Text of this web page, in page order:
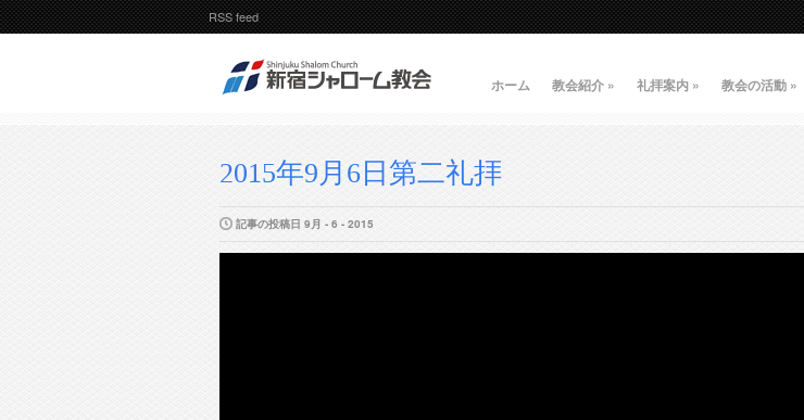
RSS feed
ホーム 教会紹介 » 礼拝案内 » 教会の活動 »
2015年9月6日第二礼拝
記事の投稿日 9月 - 6 - 2015